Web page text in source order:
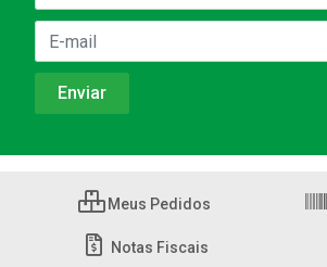
Meus Pedidos
Notas Fiscais